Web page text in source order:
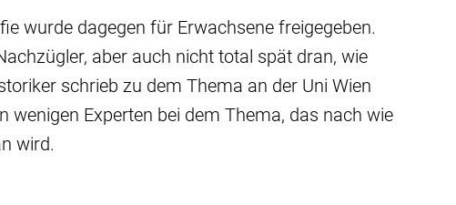
wurde dagegen für Erwachsene freigegeben.
aber auch nicht total spät dran, wie
schrieb zu dem Thema an der Uni Wien
wenigen Experten bei dem Thema, das nach wie
wird.